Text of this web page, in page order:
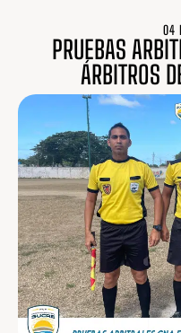
04
PRUEBAS
ÁRBITROS